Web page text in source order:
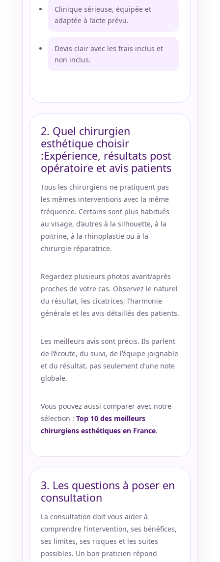
Clinique sérieuse, équipée et
adaptée à l’acte prévu.
Devis clair avec les frais inclus et
non inclus.
2. Quel chirurgien
esthétique choisir
:Expérience, résultats post
opératoire et avis patients
Tous les chirurgiens ne pratiquent pas
les mêmes interventions avec la même
fréquence. Certains sont plus habitués
au visage, d’autres à la silhouette, à la
poitrine, à la rhinoplastie ou à la
chirurgie réparatrice.
Regardez plusieurs photos avant/après
proches de votre cas. Observez le naturel
du résultat, les cicatrices, l’harmonie
générale et les avis détaillés des patients.
Les meilleurs avis sont précis. Ils parlent
de l’écoute, du suivi, de l’équipe joignable
et du résultat, pas seulement d’une note
globale.
Vous pouvez aussi comparer avec notre
sélection : Top 10 des meilleurs
chirurgiens esthétiques en France.
3. Les questions à poser en
consultation
La consultation doit vous aider à
comprendre l’intervention, ses bénéfices,
ses limites, ses risques et les suites
possibles. Un bon praticien répond